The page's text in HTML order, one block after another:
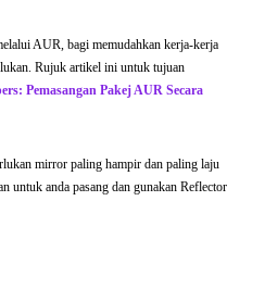
AUR, bagi memudahkan kerja-kerja
Rujuk artikel ini untuk tujuan
Pemasangan Pakej AUR Secara
mirror paling hampir dan paling laju
untuk anda pasang dan gunakan Reflector